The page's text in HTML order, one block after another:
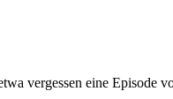
vergessen eine Episode